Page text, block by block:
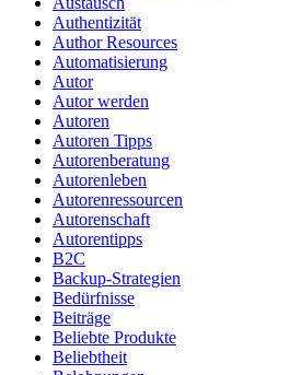
Authentizität
Author Resources
Automatisierung
Autor
Autor werden
Autoren
Autoren Tipps
Autorenberatung
Autorenleben
Autorenressourcen
Autorenschaft
Autorentipps
B2C
Backup-Strategien
Bedürfnisse
Beiträge
Beliebte Produkte
Beliebtheit